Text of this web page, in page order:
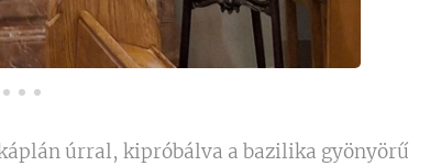
úrral, kipróbálva a bazilika gyönyörű